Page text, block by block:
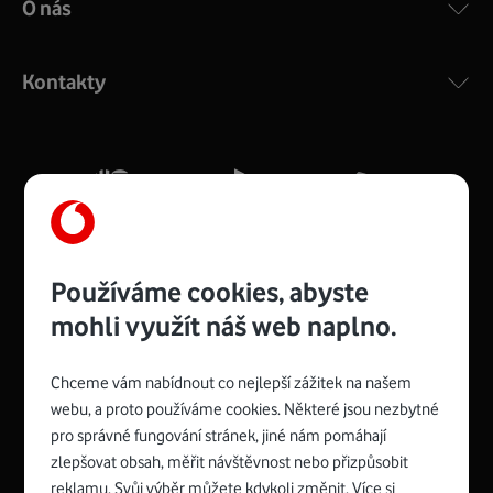
COMPAL CH7465VF
silný signál pro celou domácnost. Kompaktní rozměry 21
Více o COMPAL CH7465VF
Zyxel VMG8623-T50B:
Rozměry modemu jsou 16 x 22 x 7,5 cm (včetně stojánku)
Spojte se s Vodafonem
O nás
Kontakty
Používáme cookies, abyste
mohli využít náš web naplno.
Chceme vám nabídnout co nejlepší zážitek na našem
webu, a proto používáme cookies. Některé jsou nezbytné
pro správné fungování stránek, jiné nám pomáhají
zlepšovat obsah, měřit návštěvnost nebo přizpůsobit
reklamu. Svůj výběr můžete kdykoli změnit. Více si